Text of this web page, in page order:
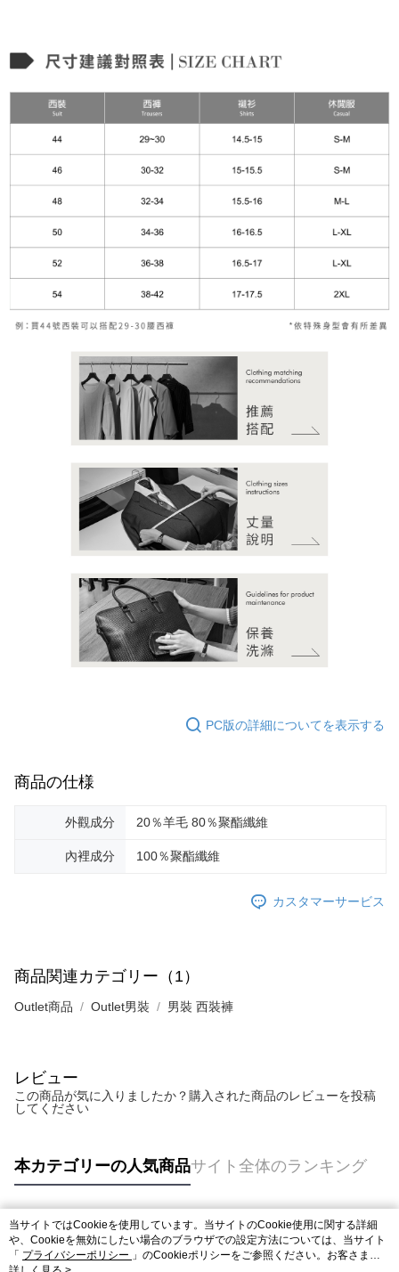
PC版の詳細についてを表示する
商品の仕様
外觀成分 20％羊毛 80％聚酯纖維
內裡成分 100％聚酯纖維
カスタマーサービス
商品関連カテゴリー（1）
Outlet商品 Outlet男裝 男裝 西裝褲
レビュー
この商品が気に入りましたか？購入された商品のレビューを投稿
してください
本カテゴリーの人気商品サイト全体のランキング
人気タグ
当サイトではCookieを使用しています。当サイトのCookie使用に関する詳細
や、Cookieを無効にしたい場合のブラウザでの設定方法については、当サイト
「 プライバシーポリシー 」のCookieポリシーをご参照ください。お客さま